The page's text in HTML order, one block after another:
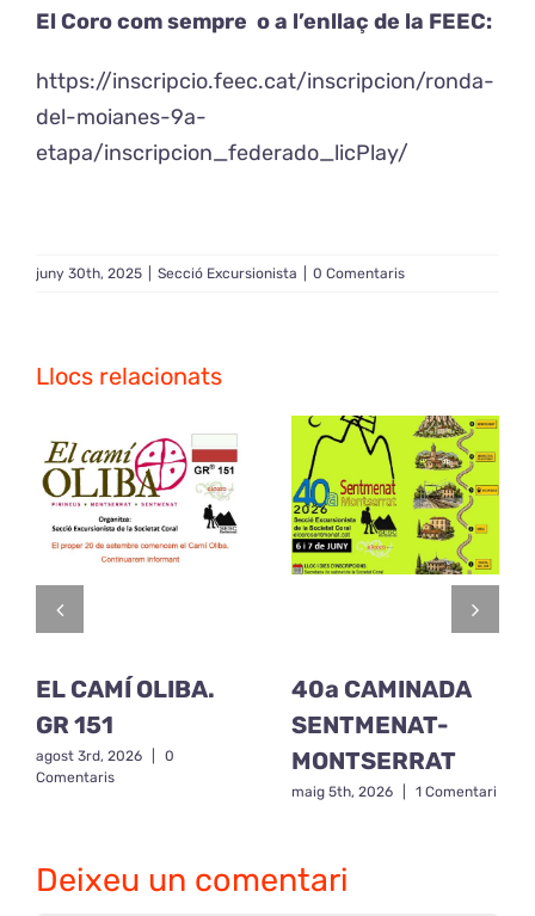
El Coro com sempre o a l’enllaç de la FEEC:
https://inscripcio.feec.cat/inscripcion/ronda-
del-moianes-9a-
etapa/inscripcion_federado_licPlay/
juny 30th, 2025 Secció Excursionista 0 Comentaris
Llocs relacionats
EL CAMÍ OLIBA.
GR 151
agost 3rd, 2026
0
Comentaris
40a CAMINADA
SENTMENAT-
MONTSERRAT
maig 5th, 2026 1 Comentari
Deixeu un comentari